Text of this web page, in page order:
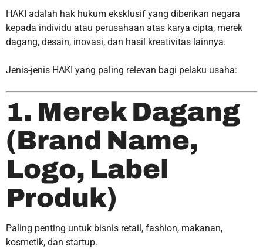
HAKI adalah hak hukum eksklusif yang diberikan negara
kepada individu atau perusahaan atas karya cipta, merek
dagang, desain, inovasi, dan hasil kreativitas lainnya.
Jenis-jenis HAKI yang paling relevan bagi pelaku usaha:
1. Merek Dagang
(Brand Name,
Logo, Label
Produk)
Paling penting untuk bisnis retail, fashion, makanan,
kosmetik, dan startup.